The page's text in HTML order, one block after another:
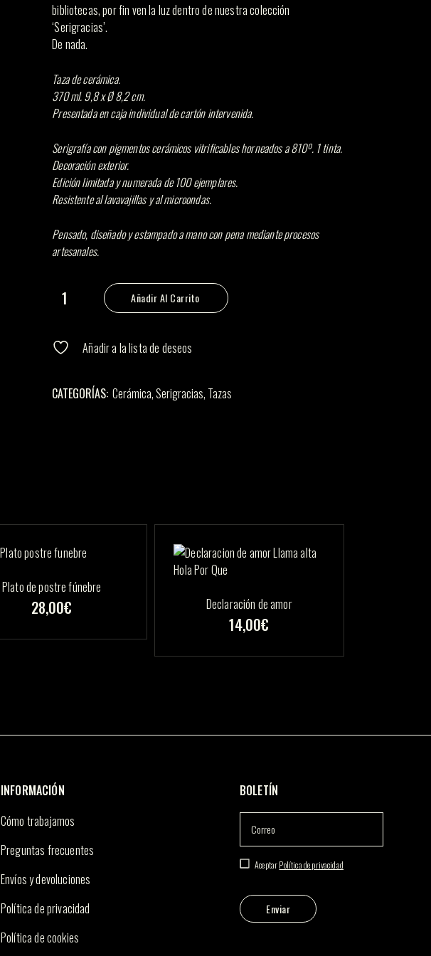
bibliotecas, por fin ven la luz dentro de nuestra colección
‘Serigracias’.
De nada.
Taza de cerámica.
370 ml. 9,8 x Ø 8,2 cm.
Presentada en caja individual de cartón intervenida.
Serigrafía con pigmentos cerámicos vitrificables horneados a 810º. 1 tinta.
Decoración exterior.
Edición limitada y numerada de 100 ejemplares.
Resistente al lavavajillas y al microondas.
Pensado, diseñado y estampado a mano con pena mediante procesos
artesanales.
En la sombra cantidadAñadir Al Carrito
Añadir a la lista de deseos
CATEGORÍAS: Cerámica,Serigracias, Tazas
Plato de postre fúnebre
28,00€ Declaración de amor
14,00€
INFORMACIÓN
Cómo trabajamos
Preguntas frecuentes
Envíos y devoluciones
Política de privacidad
Política de cookies
BOLETÍN
AceptarPolítica de privacidad
Enviar